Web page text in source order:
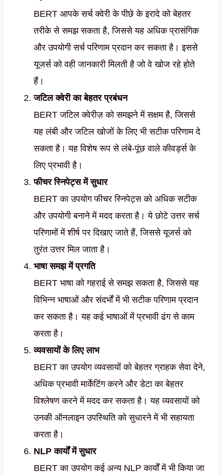
BERT आपके सर्च क्वेरी के पीछे के इरादे को बेहतर
तरीके से समझ सकता है, जिससे यह अधिक प्रासंगिक
और उपयोगी सर्च परिणाम प्रदान कर सकता है। इससे
यूजर्स को वही जानकारी मिलती है जो वे खोज रहे होते
हैं।
जटिल क्वेरी का बेहतर प्रबंधन
BERT जटिल क्वेरीज़ को समझने में सक्षम है, जिससे
यह लंबी और जटिल खोजों के लिए भी सटीक परिणाम दे
सकता है। यह विशेष रूप से लंबे-पूंछ वाले कीवर्ड्स के
लिए प्रभावी है।
फीचर स्निपेट्स में सुधार
BERT का उपयोग फीचर स्निपेट्स को अधिक सटीक
और उपयोगी बनाने में मदद करता है। ये छोटे उत्तर सर्च
परिणामों में शीर्ष पर दिखाए जाते हैं, जिससे यूजर्स को
तुरंत उत्तर मिल जाता है।
भाषा समझ में प्रगति
BERT भाषा को गहराई से समझ सकता है, जिससे यह
विभिन्न भाषाओं और संदर्भों में भी सटीक परिणाम प्रदान
कर सकता है। यह कई भाषाओं में प्रभावी ढंग से काम
करता है।
व्यवसायों के लिए लाभ
BERT का उपयोग व्यवसायों को बेहतर ग्राहक सेवा देने,
अधिक प्रभावी मार्केटिंग करने और डेटा का बेहतर
विश्लेषण करने में मदद कर सकता है। यह व्यवसायों को
उनकी ऑनलाइन उपस्थिति को सुधारने में भी सहायता
करता है।
NLP कार्यों में सुधार
BERT का उपयोग कई अन्य NLP कार्यों में भी किया जा